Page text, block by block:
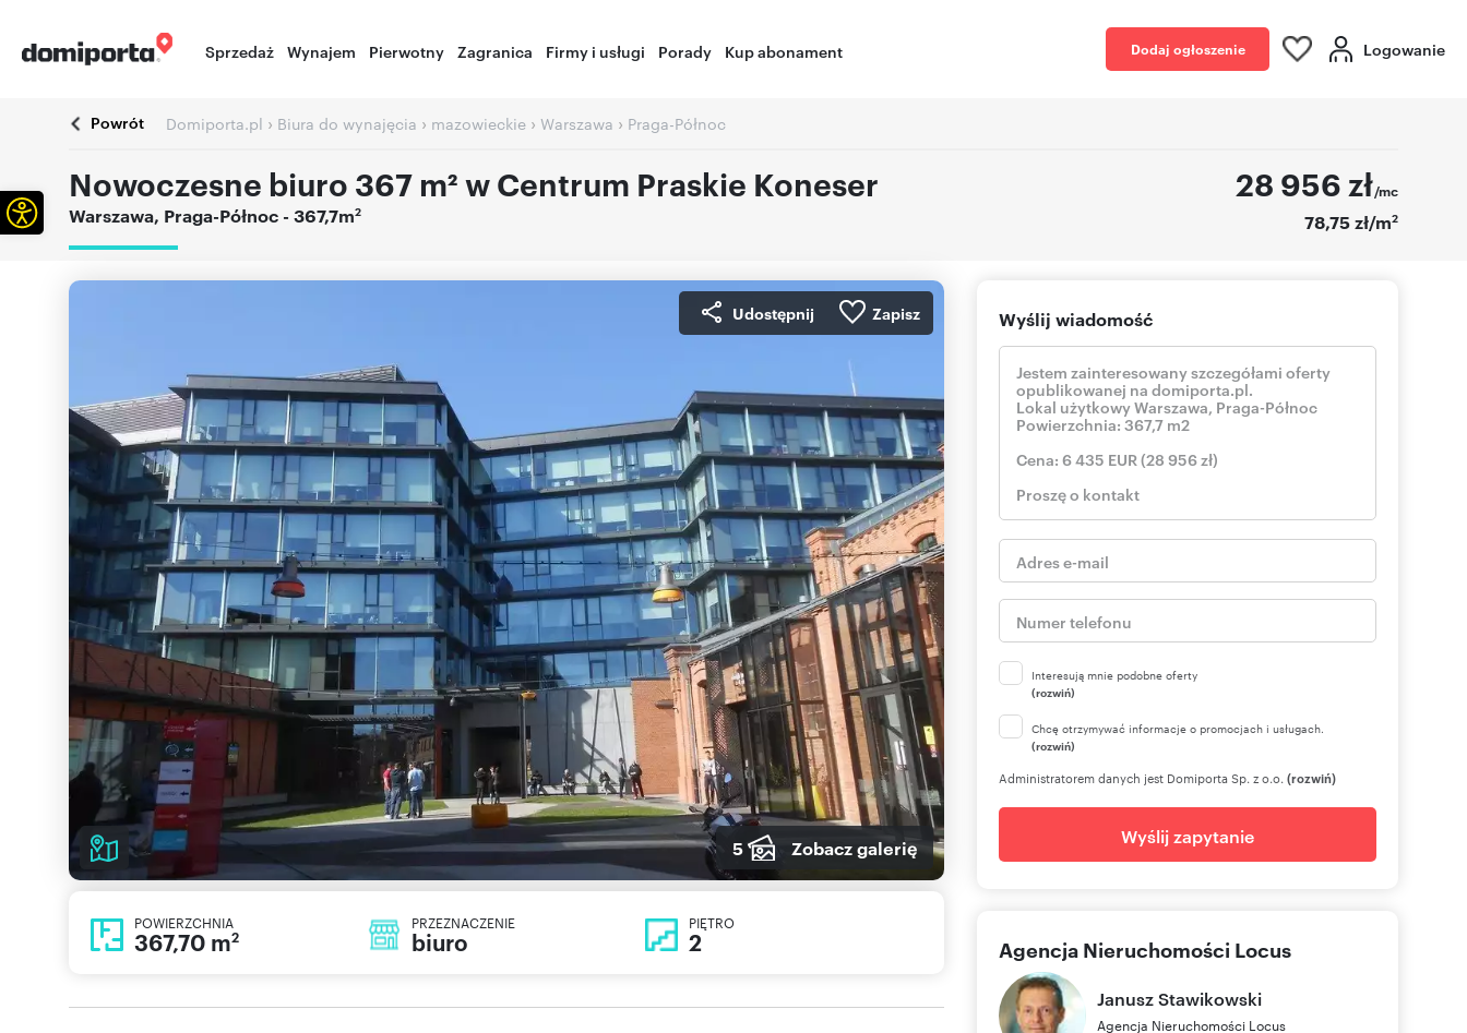
Sprzedaż Wynajem Pierwotny Zagranica Firmy i usługi Porady Kup abonament Dodaj ogłoszenie Logowanie
Powrót Domiporta.pl › Biura do wynajęcia › mazowieckie › Warszawa › Praga-Północ
Nowoczesne biuro 367 m² w Centrum Praskie Koneser
Warszawa, Praga-Północ - 367,7m2
28 956 zł/mc
78,75 zł/m2
Udostępnij Zapisz
5 Zobacz galerię
POWIERZCHNIA
367,70 m2
PRZEZNACZENIE
biuro
PIĘTRO
2
Wyślij wiadomość
Interesują mnie podobne oferty
(rozwiń)
Chcę otrzymywać informacje o promocjach i usługach.
(rozwiń)
Administratorem danych jest Domiporta Sp. z o.o. (rozwiń)
Wyślij zapytanie
Agencja Nieruchomości Locus
JanuszStawikowski
Agencja Nieruchomości Locus
Otwórz pasek narzędzi